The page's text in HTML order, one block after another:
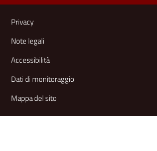
Link e informazioni utili
Privacy
Note legali
Accessibilità
Dati di monitoraggio
Mappa del sito